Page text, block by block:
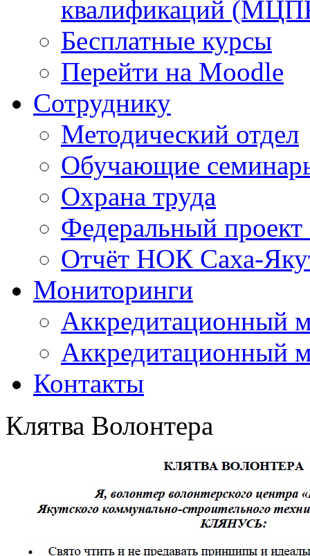
квалификаций
Бесплатные курсы
Перейти на Moodle
Сотруднику
Методический отдел
Обучающие
Охрана труда
Федеральный
Отчёт НОК Саха-
Мониторинги
Аккредитационный
Аккредитационный
Контакты
Клятва Волонтера